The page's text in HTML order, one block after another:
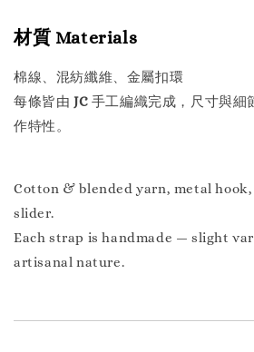
材質 Materials
棉線、混紡纖維、金屬扣環
每條皆由 JC 手工編織完成，尺寸與細
作特性。
Cotton & blended yarn, metal
slider.
Each strap is handmade — slight
artisanal nature.